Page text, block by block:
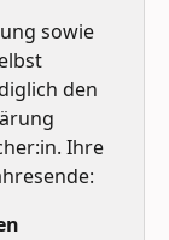
sowie
den
Ihre